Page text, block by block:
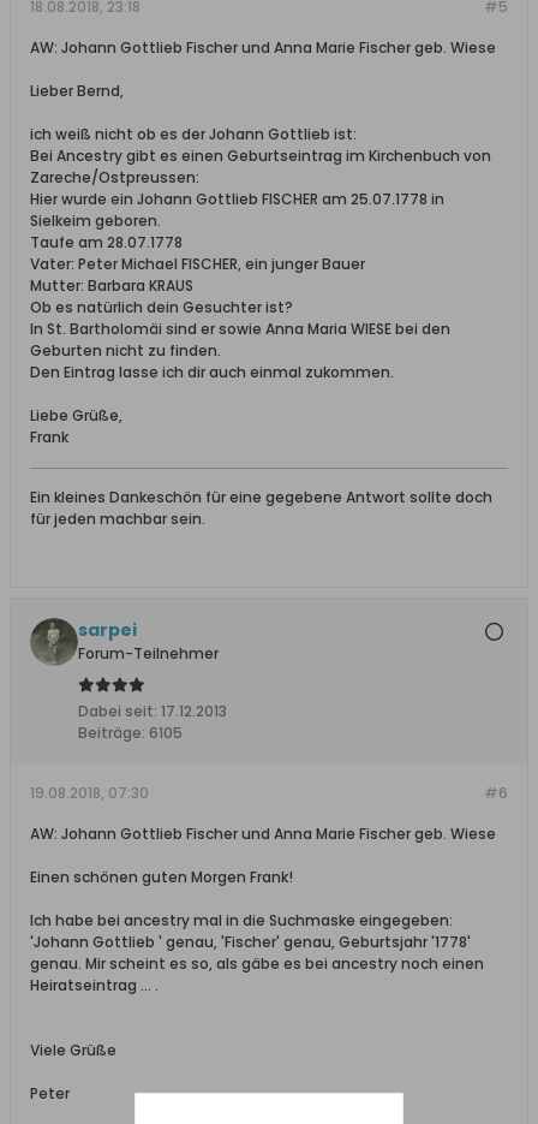
#5
18.08.2018, 23:18
AW: Johann Gottlieb Fischer und Anna Marie Fischer geb. Wiese
Lieber Bernd,
ich weiß nicht ob es der Johann Gottlieb ist:
Bei Ancestry gibt es einen Geburtseintrag im Kirchenbuch von
Zareche/Ostpreussen:
Hier wurde ein Johann Gottlieb FISCHER am 25.07.1778 in
Sielkeim geboren.
Taufe am 28.07.1778
Vater: Peter Michael FISCHER, ein junger Bauer
Mutter: Barbara KRAUS
Ob es natürlich dein Gesuchter ist?
In St. Bartholomäi sind er sowie Anna Maria WIESE bei den
Geburten nicht zu finden.
Den Eintrag lasse ich dir auch einmal zukommen.
Liebe Grüße,
Frank
Ein kleines Dankeschön für eine gegebene Antwort sollte doch
für jeden machbar sein.
sarpei
Forum-Teilnehmer
Dabei seit: 17.12.2013
Beiträge: 6105
#6
19.08.2018, 07:30
AW: Johann Gottlieb Fischer und Anna Marie Fischer geb. Wiese
Einen schönen guten Morgen Frank!
Ich habe bei ancestry mal in die Suchmaske eingegeben:
'Johann Gottlieb ' genau, 'Fischer' genau, Geburtsjahr '1778'
genau. Mir scheint es so, als gäbe es bei ancestry noch einen
Heiratseintrag ... .
Viele Grüße
Peter